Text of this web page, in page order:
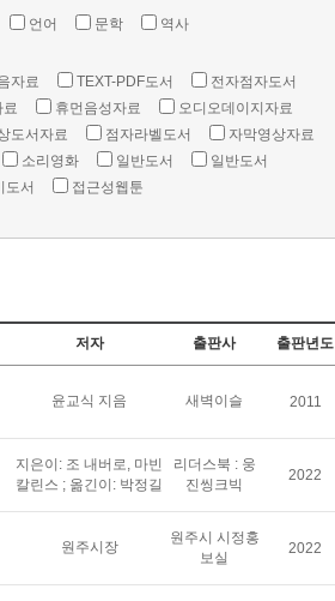
언어 문학 역사
자료 TEXT-PDF도서
전자점자도서
료 휴먼음성자료
오디오데이지자료
도서자료 점자라벨도서
자막영상자료
소리영화 일반도서
일반도서
도서 접근성웹툰
저자 출판사 출판년도
윤교식 지음 새벽이슬 2011
지은이: 조 내버로, 마빈
칼린스 ; 옮긴이: 박정길
리더스북 : 웅
진씽크빅
2022
원주시장
원주시 시정홍
보실
2022